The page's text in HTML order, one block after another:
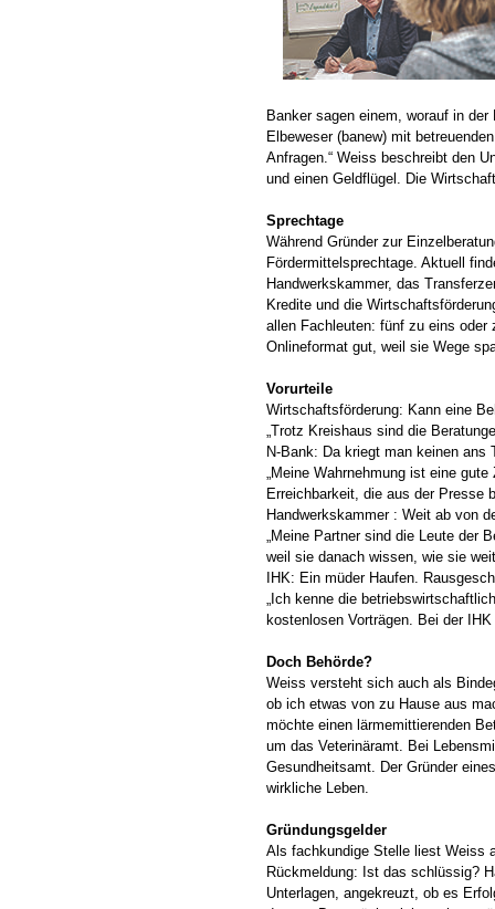
Banker sagen einem, worauf in
Elbeweser (banew) mit
Anfragen.“ Weiss beschreibt den
und einen Geldflügel. Die
Sprechtage
Während Gründer zur
Fördermittelsprechtage. Aktuell
Handwerkskammer, das
Kredite und die
allen Fachleuten: fünf zu eins oder
Onlineformat gut, weil sie Wege
Vorurteile
Wirtschaftsförderung: Kann eine
„Trotz Kreishaus sind die
N-Bank: Da kriegt man keinen ans
„Meine Wahrnehmung ist eine
Erreichbarkeit, die aus der Presse
Handwerkskammer : Weit ab von
„Meine Partner sind die Leute der
weil sie danach wissen, wie sie
IHK: Ein müder Haufen.
„Ich kenne die
kostenlosen Vorträgen. Bei der
Doch Behörde?
Weiss versteht sich auch als
ob ich etwas von zu Hause aus
möchte einen lärmemittierenden
um das Veterinäramt. Bei
Gesundheitsamt. Der Gründer
wirkliche Leben.
Gründungsgelder
Als fachkundige Stelle liest Weiss
Rückmeldung: Ist das schlüssig?
Unterlagen, angekreuzt, ob es